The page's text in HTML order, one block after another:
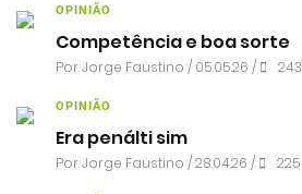
OPINIÃO
Competência e boa sorte
PorJorge Faustino / 05.05.26 / 243
OPINIÃO
Era penálti sim
PorJorge Faustino / 28.04.26 / 225